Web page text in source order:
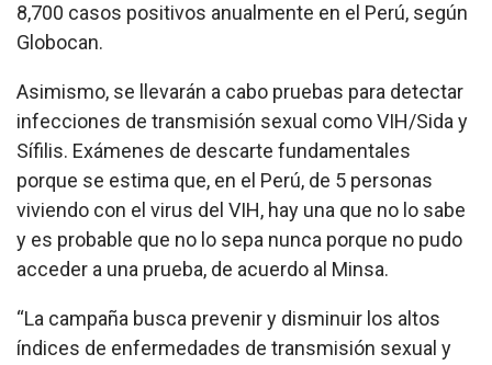
8,700 casos positivos anualmente en el Perú, según
Globocan.
Asimismo, se llevarán a cabo pruebas para detectar
infecciones de transmisión sexual como VIH/Sida y
Sífilis. Exámenes de descarte fundamentales
porque se estima que, en el Perú, de 5 personas
viviendo con el virus del VIH, hay una que no lo sabe
y es probable que no lo sepa nunca porque no pudo
acceder a una prueba, de acuerdo al Minsa.
“La campaña busca prevenir y disminuir los altos
índices de enfermedades de transmisión sexual y